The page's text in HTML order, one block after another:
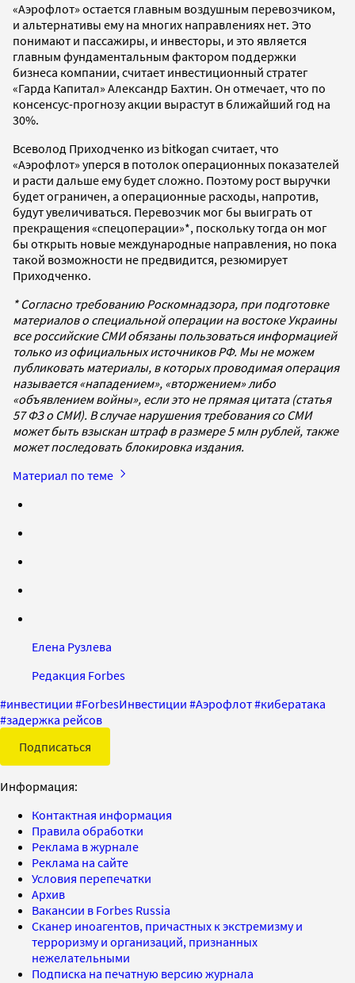
«Аэрофлот» остается главным воздушным перевозчиком,
и альтернативы ему на многих направлениях нет. Это
понимают и пассажиры, и инвесторы, и это является
главным фундаментальным фактором поддержки
бизнеса компании, считает инвестиционный стратег
«Гарда Капитал» Александр Бахтин. Он отмечает, что по
консенсус-прогнозу акции вырастут в ближайший год на
30%.
Всеволод Приходченко из bitkogan считает, что
«Аэрофлот» уперся в потолок операционных показателей
и расти дальше ему будет сложно. Поэтому рост выручки
будет ограничен, а операционные расходы, напротив,
будут увеличиваться. Перевозчик мог бы выиграть от
прекращения «спецоперации»*, поскольку тогда он мог
бы открыть новые международные направления, но пока
такой возможности не предвидится, резюмирует
Приходченко.
* Согласно требованию Роскомнадзора, при подготовке
материалов о специальной операции на востоке Украины
все российские СМИ обязаны пользоваться информацией
только из официальных источников РФ. Мы не можем
публиковать материалы, в которых проводимая операция
называется «нападением», «вторжением» либо
«объявлением войны», если это не прямая цитата (статья
57 ФЗ о СМИ). В случае нарушения требования со СМИ
может быть взыскан штраф в размере 5 млн рублей, также
может последовать блокировка издания.
Материал по теме
Елена Рузлева
Редакция Forbes
#инвестиции #ForbesИнвестиции #Аэрофлот#кибератака
#задержка рейсов
Подписаться
Информация:
Контактная информация
Правила обработки
Реклама в журнале
Реклама на сайте
Условия перепечатки
Архив
Вакансии в Forbes Russia
Сканер иноагентов, причастных к экстремизму и
терроризму и организаций, признанных
нежелательными
Подписка на печатную версию журнала